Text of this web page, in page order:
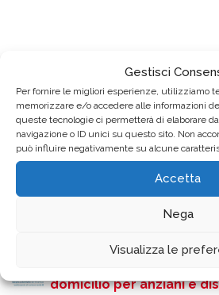
Gestisci
Per fornire le migliori esperienze, utilizziamo
memorizzare e/o accedere alle informazioni
queste tecnologie ci permetterà di elaborare
navigazione o ID unici su questo sito. Non
può influire negativamente su alcune
Accetta
Nega
Visualizza le
Cerca
Ultime News
E’ disponibile il nuovo
“Insiem con l’Anmic”
ANMIC COMO: pausa
domicilio per anziani e